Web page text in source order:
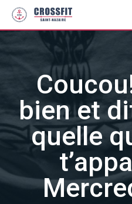
Skip
bien et
quelle